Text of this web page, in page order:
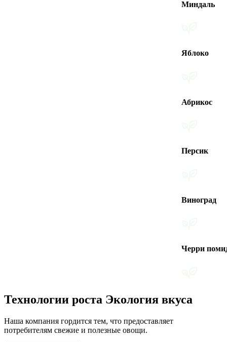
Виноград
Черри помидоры
Технологии роста Экология вкуса
Наша компания гордится тем, что предоставляет
потребителям свежие и полезные овощи.